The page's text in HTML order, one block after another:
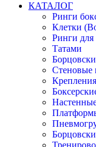
КАТАЛОГ
Ринги
Клетки
Ринги
Татами
Стеновые